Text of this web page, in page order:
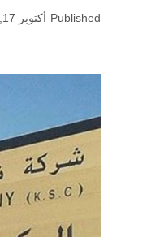
Published أكتوبر 17, 2025